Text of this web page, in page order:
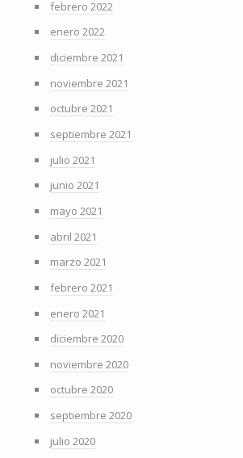
febrero 2022
enero 2022
diciembre 2021
noviembre 2021
octubre 2021
septiembre 2021
julio 2021
junio 2021
mayo 2021
abril 2021
marzo 2021
febrero 2021
enero 2021
diciembre 2020
noviembre 2020
octubre 2020
septiembre 2020
julio 2020